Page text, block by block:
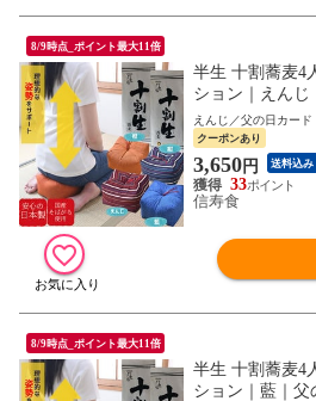
8/9時点_ポイント最大11倍
半生 十割蕎麦4
ション｜えんじ
えんじ／父の日カード
クーポンあり
3,650円 送料込み
33
信寿食
8/9時点_ポイント最大11倍
半生 十割蕎麦4
ション｜藍｜父